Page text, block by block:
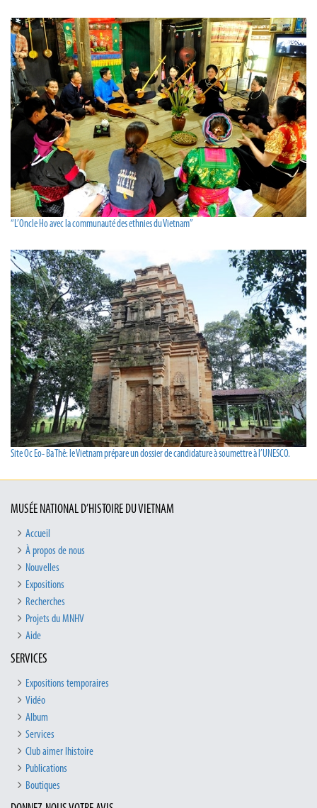
“L’Oncle Ho avec la communauté des ethnies du Vietnam”
Site Oc Eo- Ba Thê: le Vietnam prépare un dossier de candidature à soumettre à l’UNESCO.
MUSÉE NATIONAL D’HISTOIRE DU VIETNAM
Accueil
À propos de nous
Nouvelles
Expositions
Recherches
Projets du MNHV
Aide
SERVICES
Expositions temporaires
Vidéo
Album
Services
Club aimer lhistoire
Publications
Boutiques